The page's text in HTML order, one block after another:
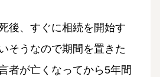
後、すぐに相続を開始す
そうなので期間を置きた
者が亡くなってから5年間